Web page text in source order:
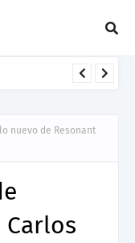
lo nuevo de Resonant
Carlos